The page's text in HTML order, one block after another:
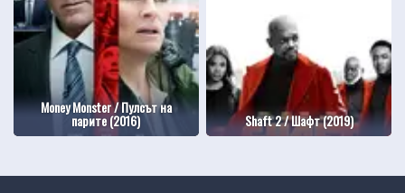
Money Monster / Пулсът на
парите (2016) Shaft 2 / Шафт (2019)